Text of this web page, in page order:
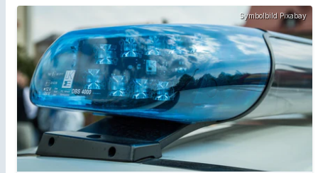
Symbolbild Pixabay